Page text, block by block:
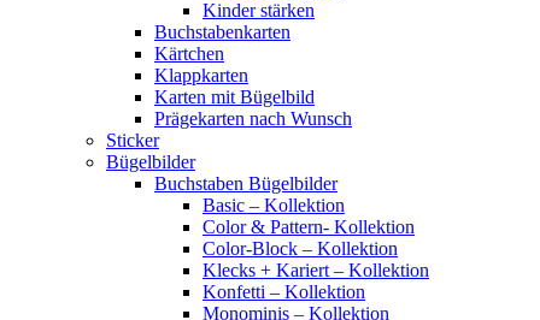
Kinder stärken
Buchstabenkarten
Kärtchen
Klappkarten
Karten mit Bügelbild
Prägekarten nach Wunsch
Sticker
Bügelbilder
Buchstaben Bügelbilder
Basic – Kollektion
Color & Pattern- Kollektion
Color-Block – Kollektion
Klecks + Kariert – Kollektion
Konfetti – Kollektion
Monominis – Kollektion